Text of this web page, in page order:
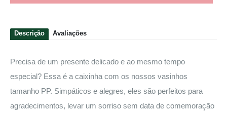
Descrição Avaliações
Precisa de um presente delicado e ao mesmo tempo
especial? Essa é a caixinha com os nossos vasinhos
tamanho PP. Simpáticos e alegres, eles são perfeitos para
agradecimentos, levar um sorriso sem data de comemoração